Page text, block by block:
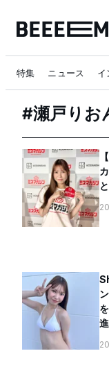
特集 ニュース イ
#瀬戸りお